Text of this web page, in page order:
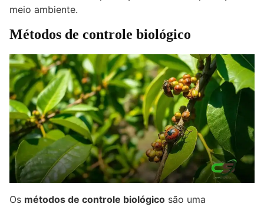
meio ambiente.
Métodos de controle biológico
Os métodos de controle biológico são uma